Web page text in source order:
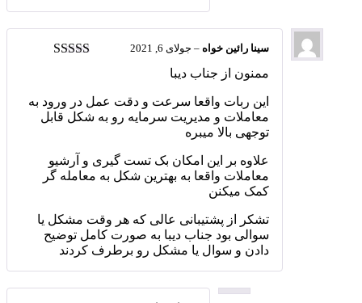
سینا رائین خواه – جولای 6, 2021
ممنون از جناب دیبا
این ربات واقعا سرعت و دقت عمل در ورود به
معاملات و مدیریت سرمایه رو به شکل قابل
توجهی بالا میبره
علاوه بر این امکان بک تست گیری و آرشیو
معاملات واقعا به بهترین شکل به معامله گر
کمک میکنن
تشکر از پشتیبانی عالی که هر وقت مشکل یا
سوالی بود جناب دیبا به صورت کامل توضیح
دادن و سوال یا مشکل رو برطرف کردند